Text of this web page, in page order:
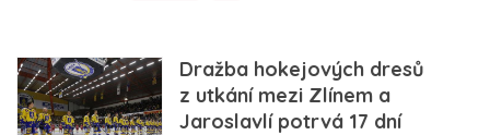
Dražba hokejových dresů
z utkání mezi Zlínem a
Jaroslavlí potrvá 17 dní